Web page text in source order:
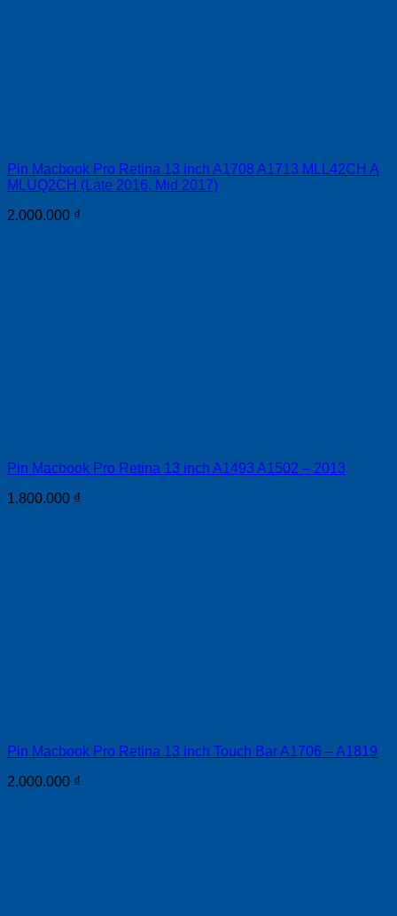
Pin Macbook Pro Retina 13 inch A1708 A1713 MLL42CH A
MLUQ2CH (Late 2016, Mid 2017)
2.000.000 ₫
Pin Macbook Pro Retina 13 inch A1493 A1502 – 2013
1.800.000 ₫
Pin Macbook Pro Retina 13 inch Touch Bar A1706 – A1819
2.000.000 ₫